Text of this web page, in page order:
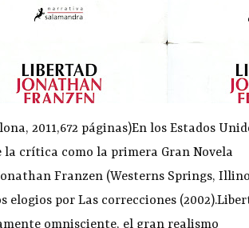
2011,672 páginas)En los Estados
crítica como la primera Gran Novela
Franzen (Westerns Springs,
por Las correcciones
omnisciente, el gran realismo